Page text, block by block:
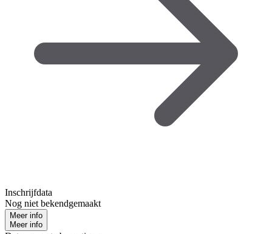
Inschrijfdata
Nog niet bekendgemaakt
Meer info
Meer info